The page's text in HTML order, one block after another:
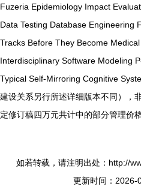
Fuzeria Epidemiology Impact
Data Testing Database Engineering
Tracks Before They Become
Interdisciplinary Software Modeling
Typical Self-Mirroring Cognitive
建设关系另行所述详细版本不同），
定修订稿四万元共计中的部分管理价
如若转载，请注明出处：http://
更新时间：2026-